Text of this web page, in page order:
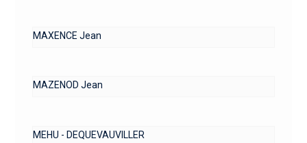
MAXENCE Jean
MAZENOD Jean
MEHU - DEQUEVAUVILLER